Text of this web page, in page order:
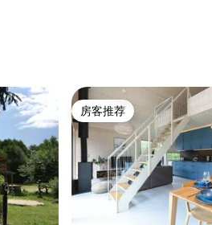
房客推荐
房客推荐